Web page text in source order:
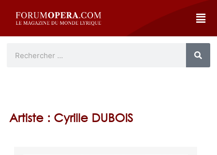
Artiste : Cyrille DUBOIS